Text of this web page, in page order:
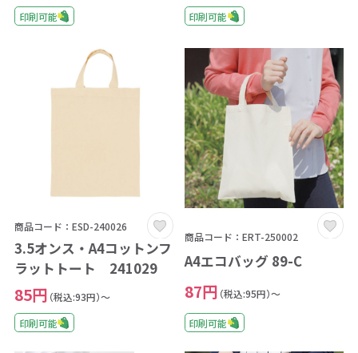
印刷可能
印刷可能
商品コード：ESD-240026
3.5オンス・A4コットンフ
ラットトート 241029
85円 （税込:93円）～
印刷可能
商品コード：ERT-250002
A4エコバッグ 89-C
87円 （税込:95円）～
印刷可能